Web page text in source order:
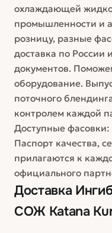
охлаждающей
промышленности и
розницу, разные
доставка по России
документов.
оборудование.
поточного
контролем каждой
Доступные фасовки:
Паспорт качества,
прилагаются к
официального
Доставка
СОЖ Katana